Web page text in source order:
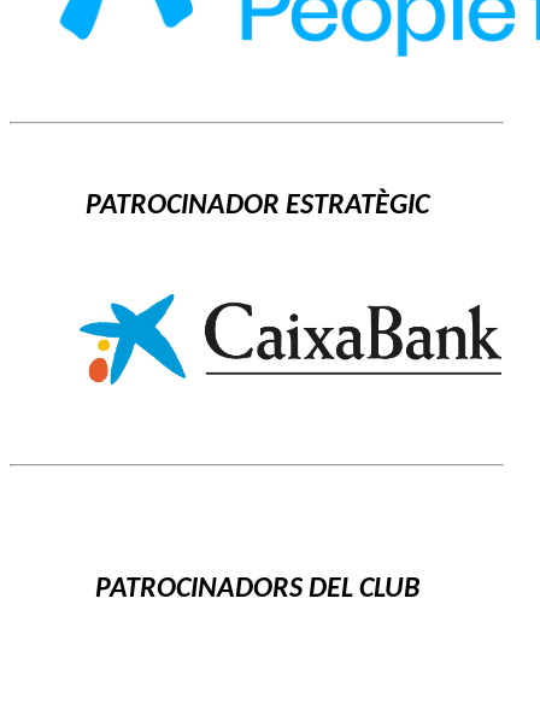
PATROCINADOR ESTRATÈGIC
PATROCINADORS DEL CLUB